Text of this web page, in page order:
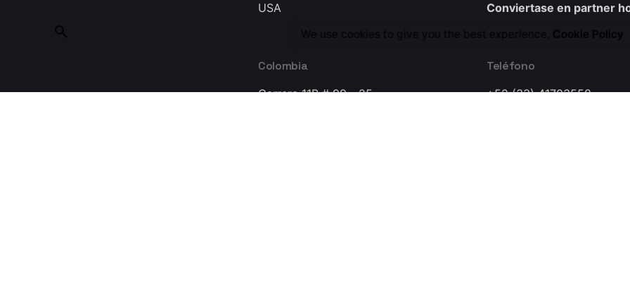
USA
Colombia
Carrera 11B # 99 - 25
Conviertase en partner
Teléfono
+52 (33) 41703558
We use cookies to give you the best experience. Cookie Policy